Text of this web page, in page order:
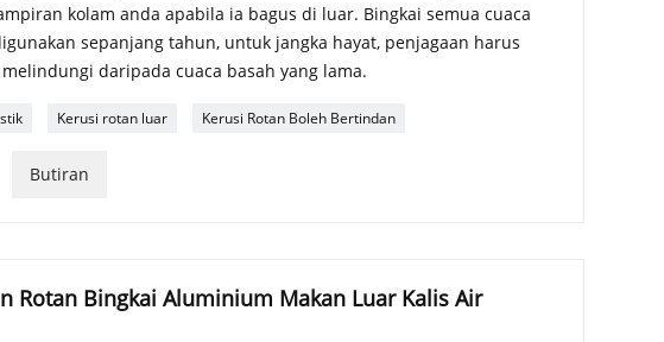
kolam anda apabila ia bagus di luar. Bingkai semua cuaca
sepanjang tahun, untuk jangka hayat, penjagaan harus
daripada cuaca basah yang lama.
Kerusi rotan luar Kerusi Rotan Boleh Bertindan
Butiran
Rotan Bingkai Aluminium Makan Luar Kalis Air